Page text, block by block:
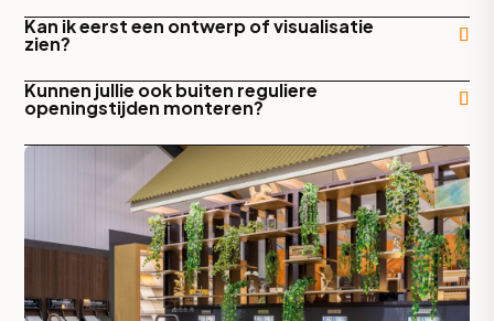
Kan ik eerst een ontwerp of visualisatie
zien?
Kunnen jullie ook buiten reguliere
openingstijden monteren?